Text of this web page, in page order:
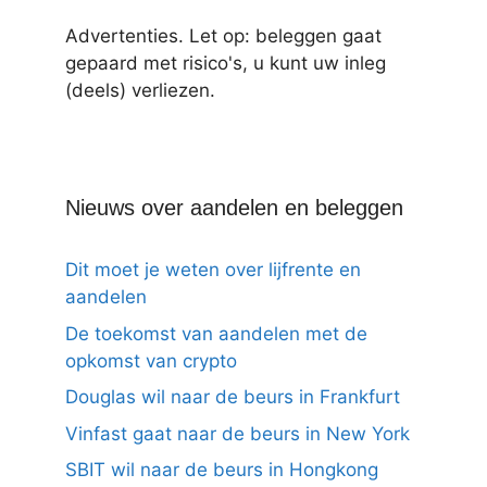
Advertenties. Let op: beleggen gaat
gepaard met risico's, u kunt uw inleg
(deels) verliezen.
Nieuws over aandelen en beleggen
Dit moet je weten over lijfrente en
aandelen
De toekomst van aandelen met de
opkomst van crypto
Douglas wil naar de beurs in Frankfurt
Vinfast gaat naar de beurs in New York
SBIT wil naar de beurs in Hongkong